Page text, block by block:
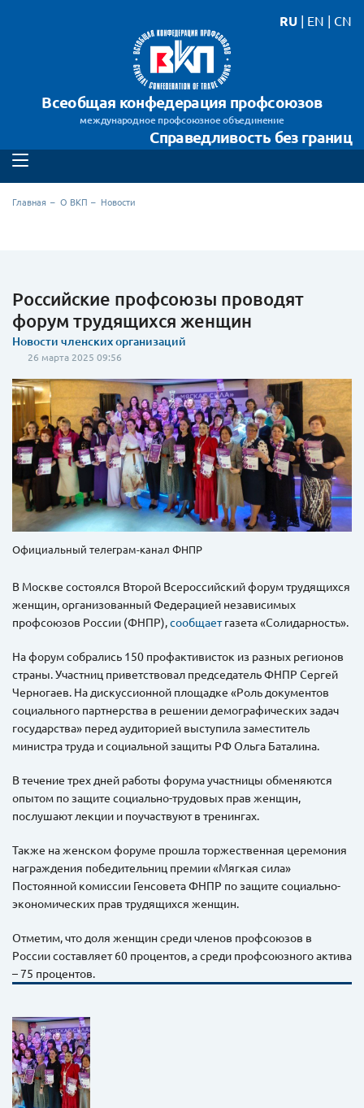
Всеобщая конфедерация профсоюзов
международное профсоюзное объединение
Справедливость без границ
RU | EN | CN
Главная О ВКП Новости
Российские профсоюзы проводят
форум трудящихся женщин
Новости членских организаций
26 марта 2025 09:56
Официальный телеграм-канал ФНПР
В Москве состоялся Второй Всероссийский форум трудящихся
женщин, организованный Федерацией независимых
профсоюзов России (ФНПР),сообщаетгазета «Солидарность».
На форум собрались 150 профактивисток из разных регионов
страны. Участниц приветствовал председатель ФНПР Сергей
Черногаев. На дискуссионной площадке «Роль документов
социального партнерства в решении демографических задач
государства» перед аудиторией выступила заместитель
министра труда и социальной защиты РФ Ольга Баталина.
В течение трех дней работы форума участницы обменяются
опытом по защите социально-трудовых прав женщин,
послушают лекции и поучаствуют в тренингах.
Также на женском форуме прошла торжественная церемония
награждения победительниц премии «Мягкая сила»
Постоянной комиссии Генсовета ФНПР по защите социально-
экономических прав трудящихся женщин.
Отметим, что доля женщин среди членов профсоюзов в
России составляет 60 процентов, а среди профсоюзного актива
– 75 процентов.